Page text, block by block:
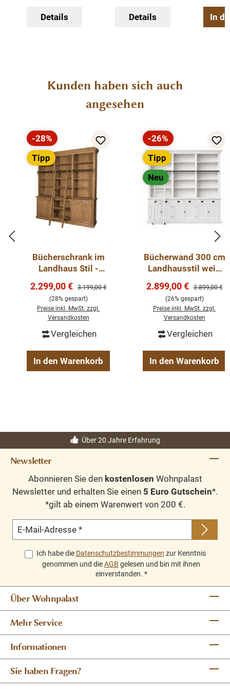
massive Ausführung
Details Details In
Produktgalerie überspringen
Kunden haben sich auch
angesehen
Rabatt
-28%
Tipp
Bücherschrank im
Landhaus Stil -
gewachst
verschiedene Farben
Verkaufspreis:
2.299,00 € Regulärer Preis:
3.199,00 €
(28% gespart)
Preise inkl. MwSt. zzgl.
Versandkosten
Vergleichen
In den Warenkorb
Rabatt
-26%
Tipp
Neu
Bücherwand 300 cm
Landhausstil weiß
Bibliothek Oxford
Verkaufspreis:
2.899,00 € Regulärer
3.899,00 €
(26% gespart)
Preise inkl. MwSt. zzgl.
Versandkosten
Vergleichen
In den Warenkorb
Über 20 Jahre Erfahrung
Newsletter
Abonnieren Sie den kostenlosen Wohnpalast
Newsletter und erhalten Sie einen 5 Euro Gutschein*.
*gilt ab einem Warenwert von 200 €.
E-Mail-Adresse *
Ich habe die Datenschutzbestimmungen zur Kenntnis
genommen und dieAGB gelesen und bin mit ihnen
einverstanden. *
Über Wohnpalast
Mehr Service
Informationen
Sie haben Fragen?